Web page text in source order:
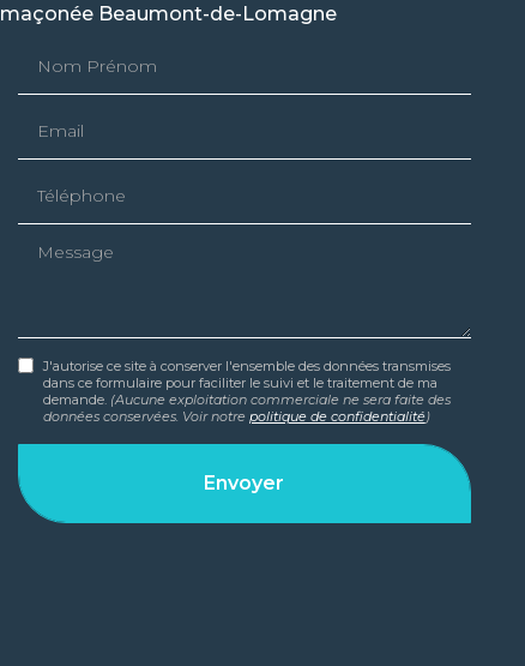
maçonée Beaumont-de-Lomagne
Message
J'autorise ce site à conserver l'ensemble des données transmises
dans ce formulaire pour faciliter le suivi et le traitement de ma
demande. (Aucune exploitation commerciale ne sera faite des
données conservées. Voir notre politique de confidentialité)